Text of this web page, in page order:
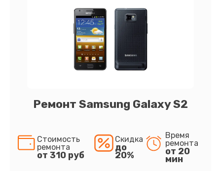
Ремонт Samsung Galaxy S2
Стоимость
ремонта
от 310 руб
Скидка
до
20%
Время
ремонта
от 20
мин